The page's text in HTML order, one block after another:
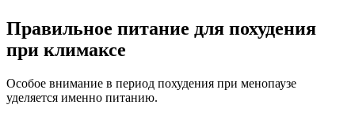
Правильное питание для похудения
при климаксе
Особое внимание в период похудения при менопаузе
уделяется именно питанию.